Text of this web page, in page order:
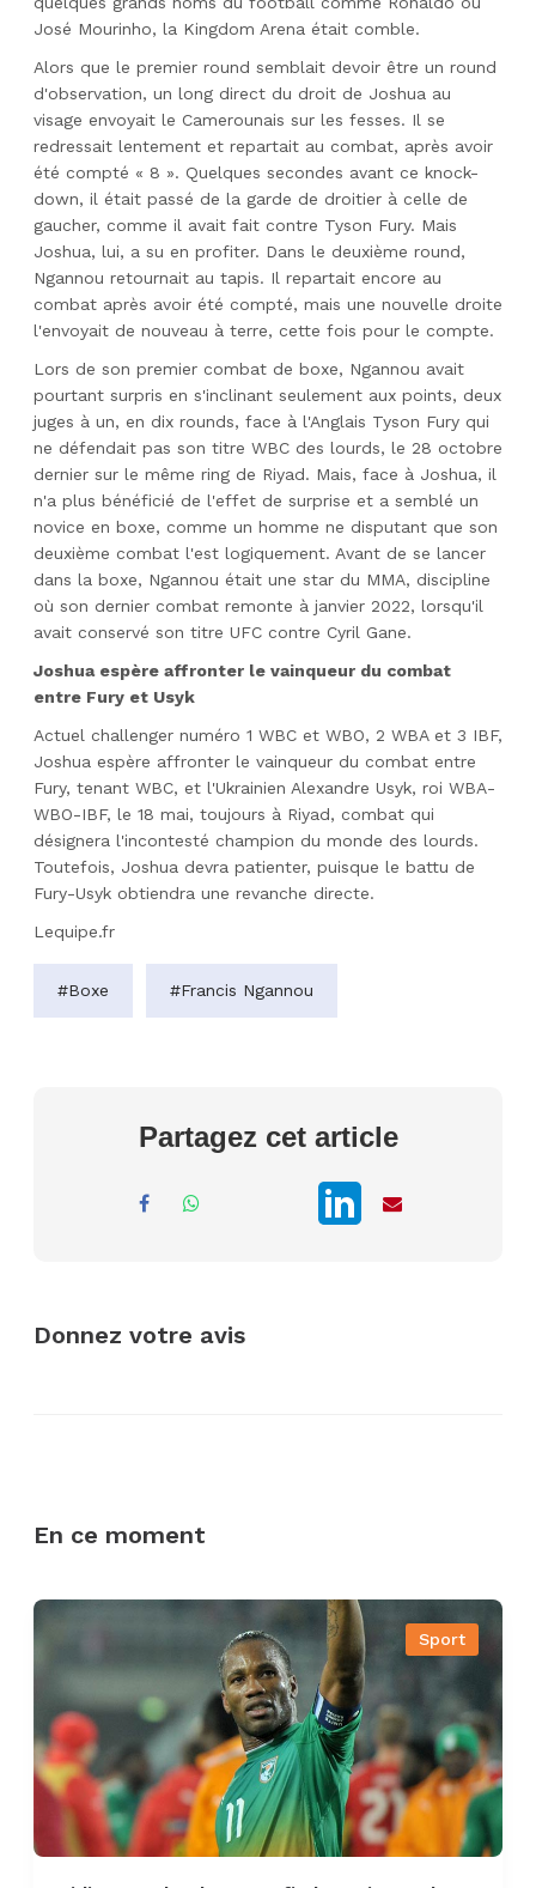
José Mourinho, la Kingdom Arena était comble.
Alors que le premier round semblait devoir être un round
d'observation, un long direct du droit de Joshua au
visage envoyait le Camerounais sur les fesses. Il se
redressait lentement et repartait au combat, après avoir
été compté « 8 ». Quelques secondes avant ce knock-
down, il était passé de la garde de droitier à celle de
gaucher, comme il avait fait contre Tyson Fury. Mais
Joshua, lui, a su en profiter. Dans le deuxième round,
Ngannou retournait au tapis. Il repartait encore au
combat après avoir été compté, mais une nouvelle droite
l'envoyait de nouveau à terre, cette fois pour le compte.
Lors de son premier combat de boxe, Ngannou avait
pourtant surpris en s'inclinant seulement aux points, deux
juges à un, en dix rounds, face à l'Anglais Tyson Fury qui
ne défendait pas son titre WBC des lourds, le 28 octobre
dernier sur le même ring de Riyad. Mais, face à Joshua, il
n'a plus bénéficié de l'effet de surprise et a semblé un
novice en boxe, comme un homme ne disputant que son
deuxième combat l'est logiquement. Avant de se lancer
dans la boxe, Ngannou était une star du MMA, discipline
où son dernier combat remonte à janvier 2022, lorsqu'il
avait conservé son titre UFC contre Cyril Gane.
Joshua espère affronter le vainqueur du combat
entre Fury et Usyk
Actuel challenger numéro 1 WBC et WBO, 2 WBA et 3 IBF,
Joshua espère affronter le vainqueur du combat entre
Fury, tenant WBC, et l'Ukrainien Alexandre Usyk, roi WBA-
WBO-IBF, le 18 mai, toujours à Riyad, combat qui
désignera l'incontesté champion du monde des lourds.
Toutefois, Joshua devra patienter, puisque le battu de
Fury-Usyk obtiendra une revanche directe.
Lequipe.fr
#Boxe #Francis Ngannou
Partagez cet article
Donnez votre avis
En ce moment
Sport